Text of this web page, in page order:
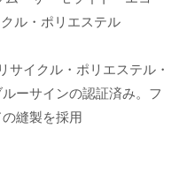
ル・ポリエステル
サイクル・ポリエステル・
ーサインの認証済み。フ
縫製を採用